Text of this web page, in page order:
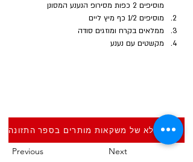
מוסיפים 2 כפות מסירופ הנענע המסונן
מוסיפים 1/2 כף מיץ ליים
ממלאים בקרח ומוזגים סודה
מקשטים עם נענע
Previous
Next